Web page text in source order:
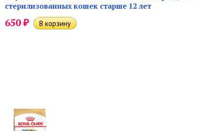
стерилизованных кошек старше 12 лет
650₽